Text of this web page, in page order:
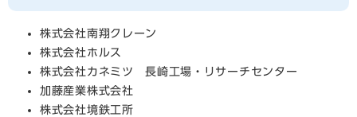
株式会社南翔クレーン
株式会社ホルス
株式会社カネミツ 長崎工場・リサーチセンター
加藤産業株式会社
株式会社境鉄工所